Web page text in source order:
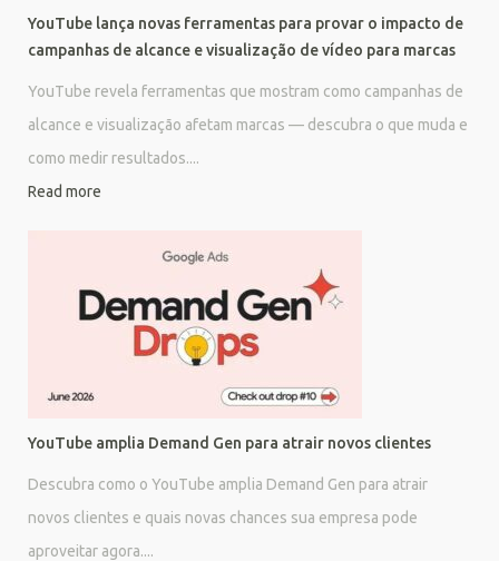
YouTube lança novas ferramentas para provar o impacto de
campanhas de alcance e visualização de vídeo para marcas
YouTube revela ferramentas que mostram como campanhas de
alcance e visualização afetam marcas — descubra o que muda e
como medir resultados....
Read more
YouTube amplia Demand Gen para atrair novos clientes
Descubra como o YouTube amplia Demand Gen para atrair
novos clientes e quais novas chances sua empresa pode
aproveitar agora....